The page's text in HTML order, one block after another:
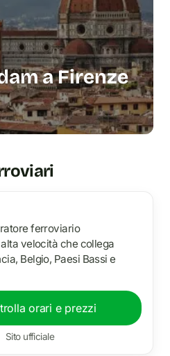
a Firenze
ferroviario
velocità che collega
Belgio, Paesi Bassi e
orari e prezzi
Sito ufficiale